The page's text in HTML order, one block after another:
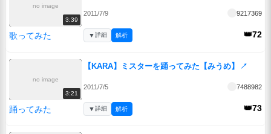
no image
3:39
2011/7/9 9217369
歌ってみた 👑72
▼詳細 解析
no image
3:21
【KARA】ミスターを踊ってみた【みうめ】 ↗
2011/7/5 7488982
踊ってみた 👑73
▼詳細 解析